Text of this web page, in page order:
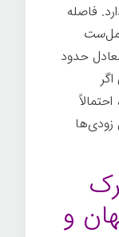
فاصله
ست
حدود
زودی‌ها
و